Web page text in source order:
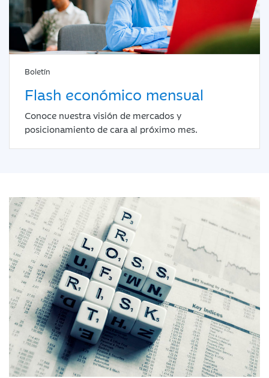
Boletín
Flash económico mensual
Conoce nuestra visión de mercados y
posicionamiento de cara al próximo mes.